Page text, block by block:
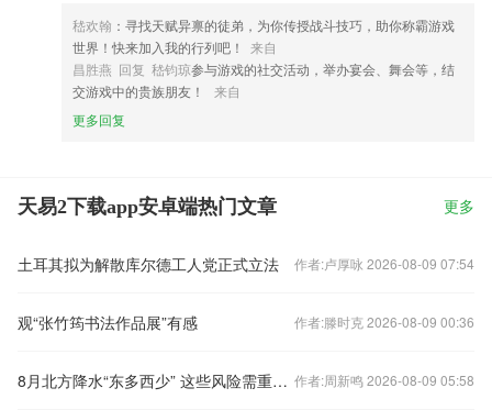
嵇欢翰 ：寻找天赋异禀的徒弟，为你传授战斗技巧，助你称霸游戏
世界！快来加入我的行列吧！
来自
昌胜燕 回复 嵇钧琼参与游戏的社交活动，举办宴会、舞会等，结
交游戏中的贵族朋友！
来自
更多回复
天易2下载app安卓端热门文章 更多
土耳其拟为解散库尔德工人党正式立法 作者:卢厚咏 2026-08-09 07:54
观“张竹筠书法作品展”有感 作者:滕时克 2026-08-09 00:36
8月北方降水“东多西少” 这些风险需重点防范 作者:周新鸣 2026-08-09 05:58